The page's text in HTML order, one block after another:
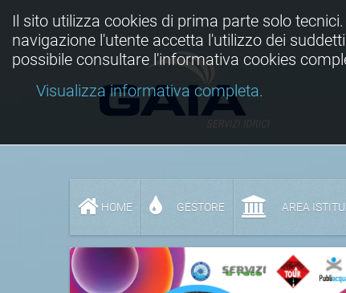
HOME GESTORE AREA
Il sito utilizza cookies di prima parte solo
navigazione l'utente accetta l'utilizzo dei
possibile consultare l'informativa cookies
Visualizza informativa completa.